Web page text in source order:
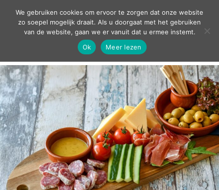
contact
home
agenda
theater
sport
grand café
zakelijk
We gebruiken cookies om ervoor te zorgen dat onze website
zo soepel mogelijk draait. Als u doorgaat met het gebruiken
van de website, gaan we er vanuit dat u ermee instemt.
Ok
Meer lezen